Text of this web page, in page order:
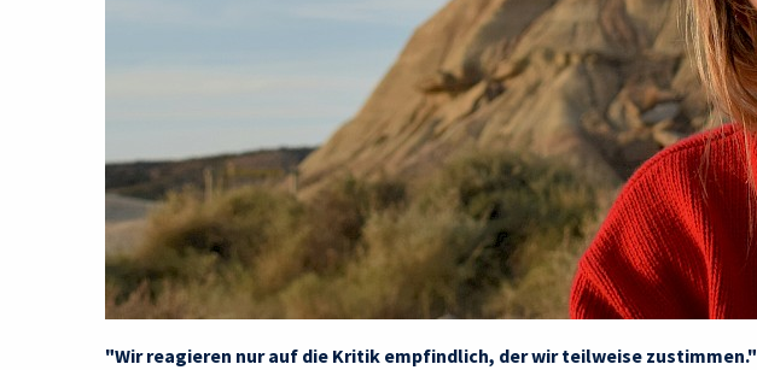
"Wir reagieren nur auf die Kritik empfindlich, der wir teilweise zustimmen."